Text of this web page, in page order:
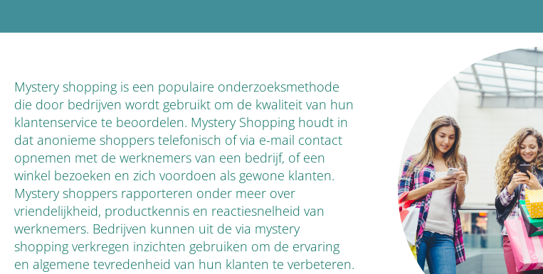
Mystery shopping is een populaire onderzoeksmethode
die door bedrijven wordt gebruikt om de kwaliteit van hun
klantenservice te beoordelen. Mystery Shopping houdt in
dat anonieme shoppers telefonisch of via e-mail contact
opnemen met de werknemers van een bedrijf, of een
winkel bezoeken en zich voordoen als gewone klanten.
Mystery shoppers rapporteren onder meer over
vriendelijkheid, productkennis en reactiesnelheid van
werknemers. Bedrijven kunnen uit de via mystery
shopping verkregen inzichten gebruiken om de ervaring
en algemene tevredenheid van hun klanten te verbeteren.